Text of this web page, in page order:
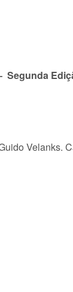
Segunda
Velanks.